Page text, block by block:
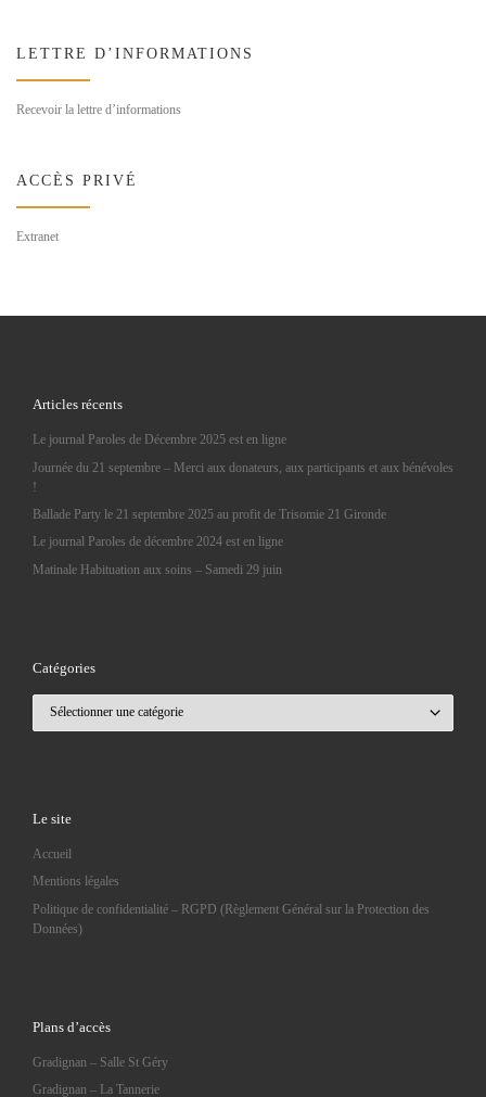
LETTRE D’INFORMATIONS
Recevoir la lettre d’informations
ACCÈS PRIVÉ
Extranet
Articles récents
Le journal Paroles de Décembre 2025 est en ligne
Journée du 21 septembre – Merci aux donateurs, aux participants et aux bénévoles
!
Ballade Party le 21 septembre 2025 au profit de Trisomie 21 Gironde
Le journal Paroles de décembre 2024 est en ligne
Matinale Habituation aux soins – Samedi 29 juin
Catégories
Le site
Accueil
Mentions légales
Politique de confidentialité – RGPD (Règlement Général sur la Protection des
Données)
Plans d’accès
Gradignan – Salle St Géry
Gradignan – La Tannerie